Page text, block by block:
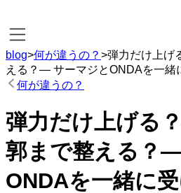
blog>何が違うの？ >弾力だけ上げ
える？— サーマジとONDAを一緒
何が違うの？
弾力だけ上げる
郭まで整える？
ONDAを一緒に